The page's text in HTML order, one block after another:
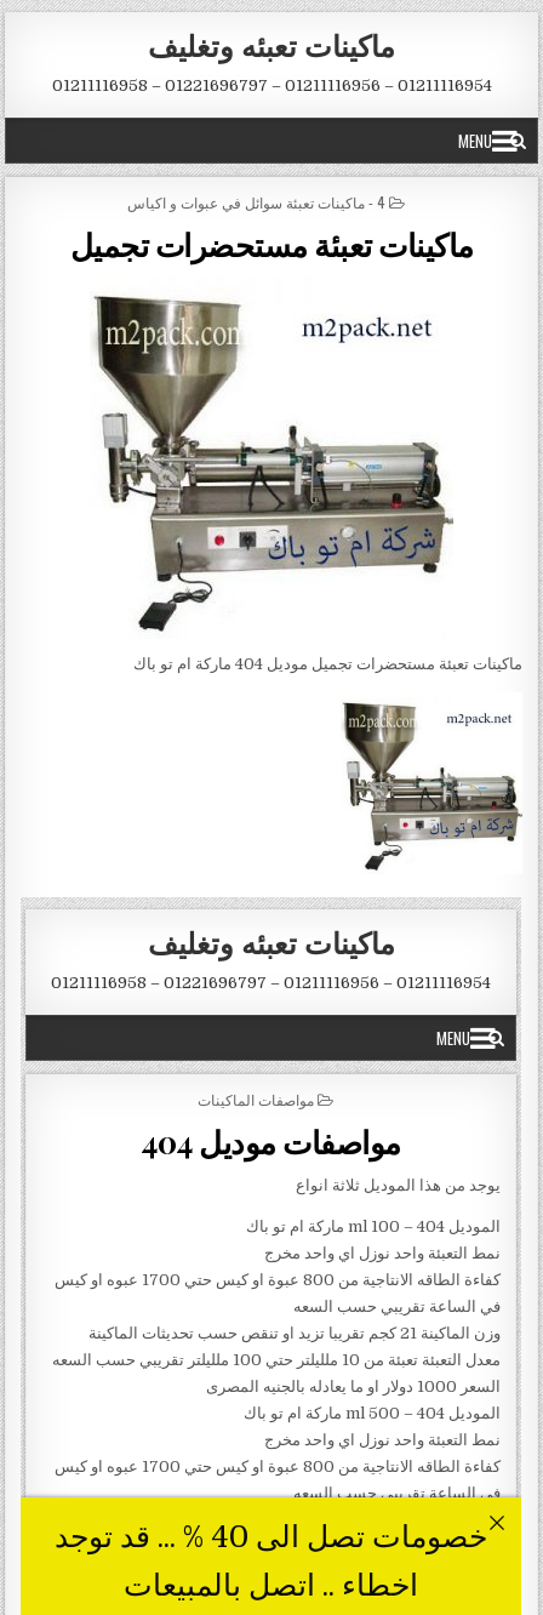
Skip to content
ماكينات تعبئه وتغليف
01211116954 – 01211116956 – 01221696797 – 01211116958
MENU
POSTED IN
4 - ماكينات تعبئة سوائل في عبوات و اكياس
ماكينات تعبئة مستحضرات تجميل
ماكينات تعبئة مستحضرات تجميل موديل 404 ماركة ام تو باك